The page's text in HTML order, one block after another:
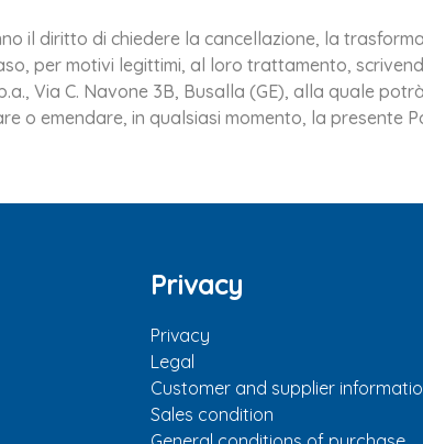
il diritto di chiedere la cancellazione, la
per motivi legittimi, al loro trattamento,
Via C. Navone 3B, Busalla (GE), alla quale
o emendare, in qualsiasi momento, la presente
Privacy
Privacy
Legal
Customer and supplier
Sales condition